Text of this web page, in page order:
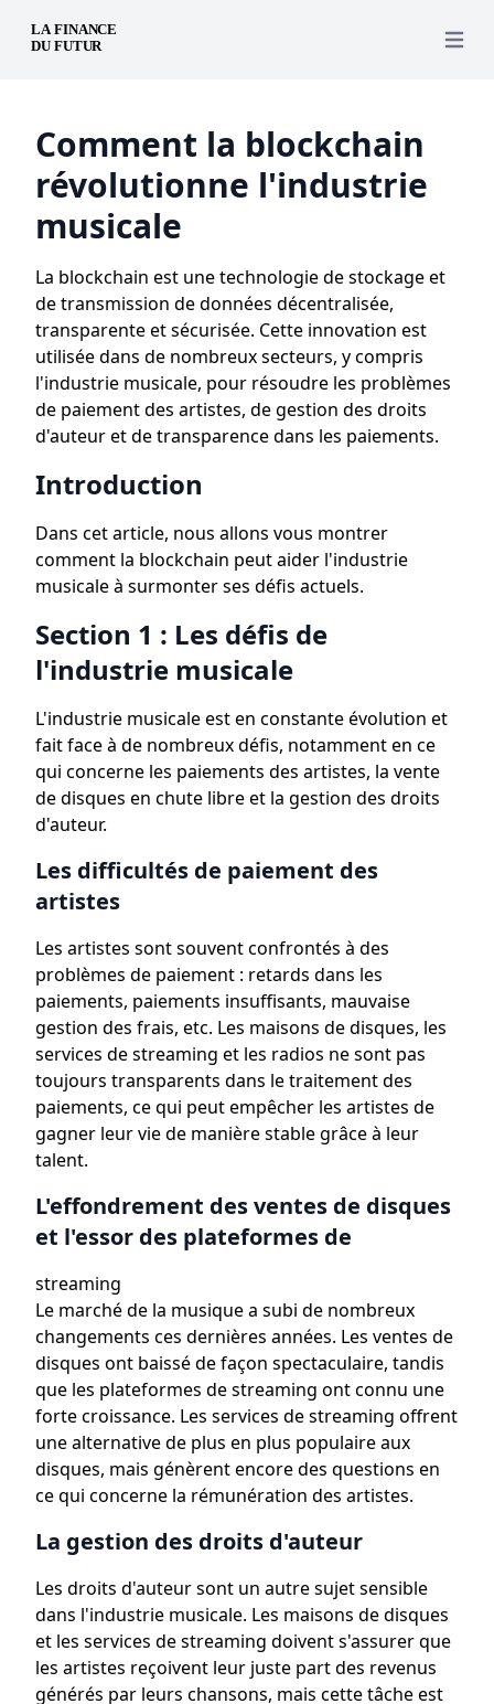
Open
Comment la blockchain
révolutionne l'industrie
musicale
La blockchain est une technologie de stockage et
de transmission de données décentralisée,
transparente et sécurisée. Cette innovation est
utilisée dans de nombreux secteurs, y compris
l'industrie musicale, pour résoudre les problèmes
de paiement des artistes, de gestion des droits
d'auteur et de transparence dans les paiements.
Introduction
Dans cet article, nous allons vous montrer
comment la blockchain peut aider l'industrie
musicale à surmonter ses défis actuels.
Section 1 : Les défis de
l'industrie musicale
L'industrie musicale est en constante évolution et
fait face à de nombreux défis, notamment en ce
qui concerne les paiements des artistes, la vente
de disques en chute libre et la gestion des droits
d'auteur.
Les difficultés de paiement des
artistes
Les artistes sont souvent confrontés à des
problèmes de paiement : retards dans les
paiements, paiements insuffisants, mauvaise
gestion des frais, etc. Les maisons de disques, les
services de streaming et les radios ne sont pas
toujours transparents dans le traitement des
paiements, ce qui peut empêcher les artistes de
gagner leur vie de manière stable grâce à leur
talent.
L'effondrement des ventes de disques
et l'essor des plateformes de
streaming
Le marché de la musique a subi de nombreux
changements ces dernières années. Les ventes de
disques ont baissé de façon spectaculaire, tandis
que les plateformes de streaming ont connu une
forte croissance. Les services de streaming offrent
une alternative de plus en plus populaire aux
disques, mais génèrent encore des questions en
ce qui concerne la rémunération des artistes.
La gestion des droits d'auteur
Les droits d'auteur sont un autre sujet sensible
dans l'industrie musicale. Les maisons de disques
et les services de streaming doivent s'assurer que
les artistes reçoivent leur juste part des revenus
générés par leurs chansons, mais cette tâche est